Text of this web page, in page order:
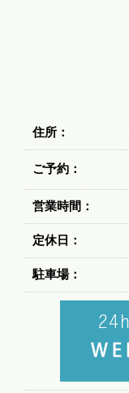
住所：
ご予約：
営業時間：
定休日：
駐車場：